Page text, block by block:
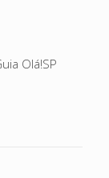
Olá!SP